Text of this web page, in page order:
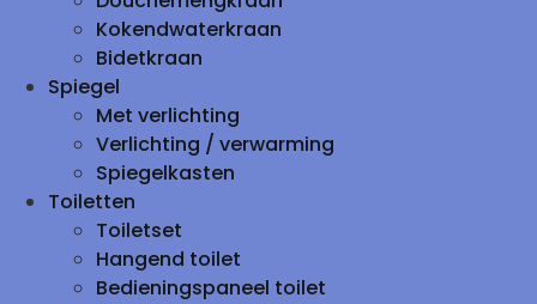
Kokendwaterkraan
Bidetkraan
Spiegel
Met verlichting
Verlichting / verwarming
Spiegelkasten
Toiletten
Toiletset
Hangend toilet
Bedieningspaneel toilet